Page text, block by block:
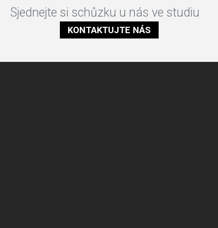
Sjednejte si schůzku u nás ve studiu
KONTAKTUJTE NÁS